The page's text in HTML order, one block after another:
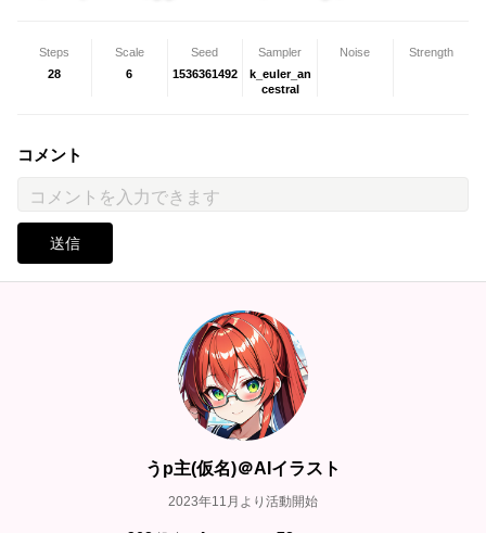
Steps
28
Scale
6
Seed
1536361492
Sampler
k_euler_an
cestral
Noise Strength
コメント
送信
うp主(仮名)＠AIイラスト
2023年11月より活動開始